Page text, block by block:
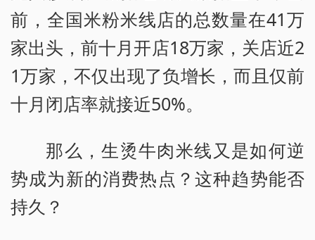
前，全国米粉米线店的总数量在41万
家出头，前十月开店18万家，关店近2
1万家，不仅出现了负增长，而且仅前
十月闭店率就接近50%。
那么，生烫牛肉米线又是如何逆
势成为新的消费热点？这种趋势能否
持久？